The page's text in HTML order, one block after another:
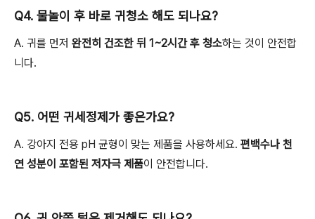
Q4. 물놀이 후 바로 귀청소 해도 되나요?
A. 귀를 먼저 완전히 건조한 뒤 1~2시간 후 청소하는 것이 안전합
니다.
Q5. 어떤 귀세정제가 좋은가요?
A. 강아지 전용 pH 균형이 맞는 제품을 사용하세요. 편백수나 천
연 성분이 포함된 저자극 제품이 안전합니다.